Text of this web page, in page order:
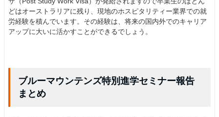
どはオーストラリアに残り、現地のホスピタリティー業界での就
労経験を積んでいます。その経験は、将来の国内外でのキャリア
アップに大いに活かすことができるでしょう。
ブルーマウンテンズ特別進学セミナー報告
まとめ